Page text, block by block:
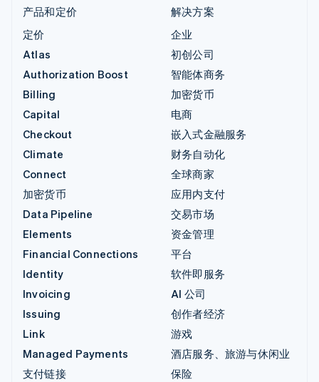
产品和定价
定价
Atlas
Authorization Boost
Billing
Capital
Checkout
Climate
Connect
加密货币
Data Pipeline
Elements
Financial Connections
Identity
Invoicing
Issuing
Link
Managed Payments
支付链接
解决方案
企业
初创公司
智能体商务
加密货币
电商
嵌入式金融服务
财务自动化
全球商家
应用内支付
交易市场
资金管理
平台
软件即服务
AI 公司
创作者经济
游戏
酒店服务、旅游与休闲业
保险